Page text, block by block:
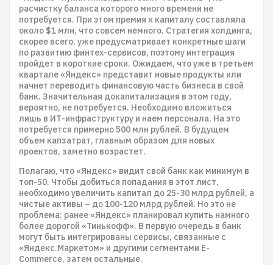
расчистку баланса которого много времени не
потребуется. При этом премия к капиталу составляла
около $1 млн, что совсем немного. Стратегия холдинга,
скорее всего, уже предусматривает конкретные шаги
по развитию финтех-сервисов, поэтому интеграция
пройдет в короткие сроки. Ожидаем, что уже в третьем
квартале «Яндекс» представит новые продукты или
начнет переводить финансовую часть бизнеса в свой
банк. Значительная докапитализация в этом году,
вероятно, не потребуется. Необходимо вложиться
лишь в ИТ-инфраструктуру и наем персонала. На это
потребуется примерно 500 млн рублей. В будущем
объем капзатрат, главным образом для новых
проектов, заметно возрастет.
Полагаю, что «Яндекс» видит свой банк как минимум в
топ-50. Чтобы добиться попадания в этот лист,
необходимо увеличить капитал до 25-30 млрд рублей, а
чистые активы – до 100-120 млрд рублей. Но это не
проблема: ранее «Яндекс» планировал купить намного
более дорогой «Тинькофф». В первую очередь в банк
могут быть интегрированы сервисы, связанные с
«Яндекс.Маркетом» и другими сегментами E-
Commerce, затем остальные.